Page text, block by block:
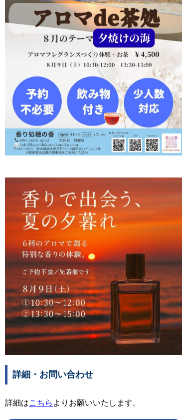
詳細・お問い合わせ
詳細はこちら よりお願いいたします。